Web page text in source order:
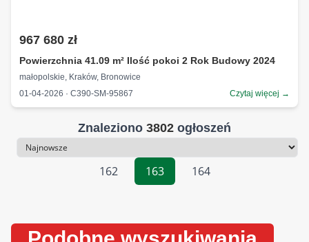
967 680 zł
Powierzchnia 41.09 m² Ilość pokoi 2 Rok Budowy 2024
małopolskie, Kraków, Bronowice
01-04-2026 · C390-SM-95867
Czytaj więcej →
Znaleziono 3802 ogłoszeń
Sortowanie
162
163 164